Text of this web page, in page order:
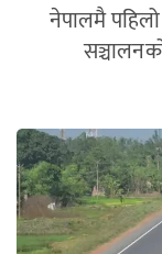
नेपालमै पहिलो